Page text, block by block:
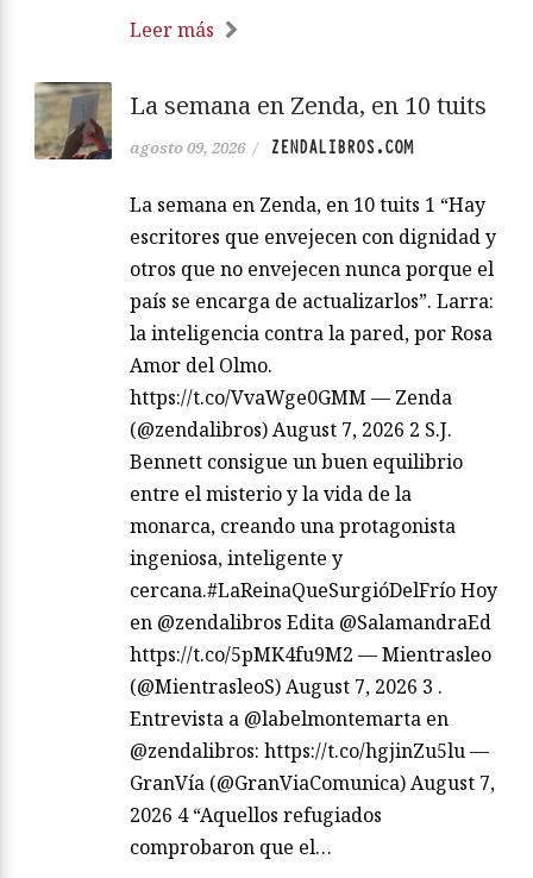
Leer más
La semana en Zenda, en 10 tuits
agosto 09, 2026 / ZENDALIBROS.COM
La semana en Zenda, en 10 tuits 1 “Hay
escritores que envejecen con dignidad y
otros que no envejecen nunca porque el
país se encarga de actualizarlos”. Larra:
la inteligencia contra la pared, por Rosa
Amor del Olmo.
https://t.co/VvaWge0GMM — Zenda
(@zendalibros) August 7, 2026 2 S.J.
Bennett consigue un buen equilibrio
entre el misterio y la vida de la
monarca, creando una protagonista
ingeniosa, inteligente y
cercana.#LaReinaQueSurgióDelFrío Hoy
en @zendalibros Edita @SalamandraEd
https://t.co/5pMK4fu9M2 — Mientrasleo
(@MientrasleoS) August 7, 2026 3 .
Entrevista a @labelmontemarta en
@zendalibros: https://t.co/hgjinZu5lu —
GranVía (@GranViaComunica) August 7,
2026 4 “Aquellos refugiados
comprobaron que el…